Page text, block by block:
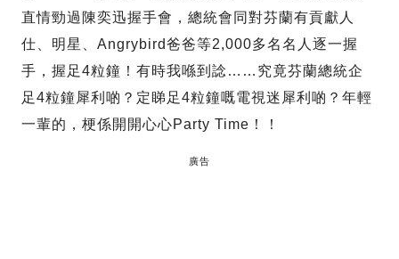
直情勁過陳奕迅握手會，總統會同對芬蘭有貢獻人
仕、明星、Angrybird爸爸等2,000多名名人逐一握
手，握足4粒鐘！有時我喺到諗……究竟芬蘭總統企
足4粒鐘犀利啲？定睇足4粒鐘嘅電視迷犀利啲？年輕
一輩的，梗係開開心心Party Time！！
廣告